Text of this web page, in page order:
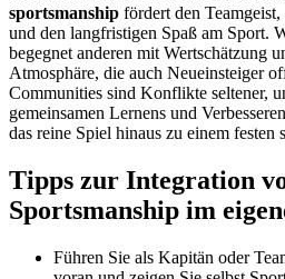
sportsmanship fördert den Teamgeist,
und den langfristigen Spaß am Sport.
begegnet anderen mit Wertschätzung
Atmosphäre, die auch Neueinsteiger
Communities sind Konflikte seltener,
gemeinsamen Lernens und
das reine Spiel hinaus zu einem festen
Tipps zur Integration
Sportsmanship im
Führen Sie als Kapitän oder